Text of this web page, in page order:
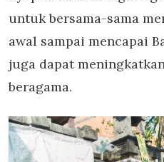
untuk bersama-sama
awal sampai mencapai
juga dapat
beragama.